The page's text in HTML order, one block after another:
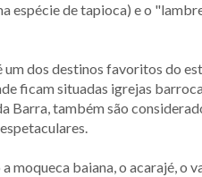
espécie de tapioca) e o
um dos destinos favoritos do
ficam situadas igrejas
Barra, também são
baiana, o acarajé, o